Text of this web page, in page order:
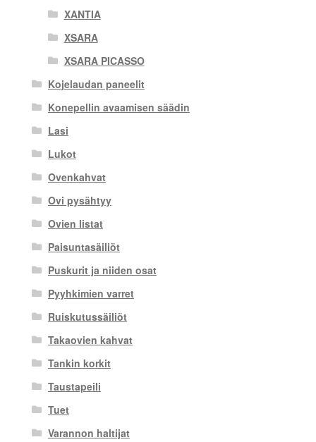
XANTIA
XSARA
XSARA PICASSO
Kojelaudan paneelit
Konepellin avaamisen säädin
Lasi
Lukot
Ovenkahvat
Ovi pysähtyy
Ovien listat
Paisuntasäiliöt
Puskurit ja niiden osat
Pyyhkimien varret
Ruiskutussäiliöt
Takaovien kahvat
Tankin korkit
Taustapeili
Tuet
Varannon haltijat